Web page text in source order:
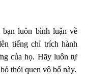
luôn bình luận về
tiếng chỉ trích hành
của họ. Hãy luôn tự
thói quen vô bổ này.